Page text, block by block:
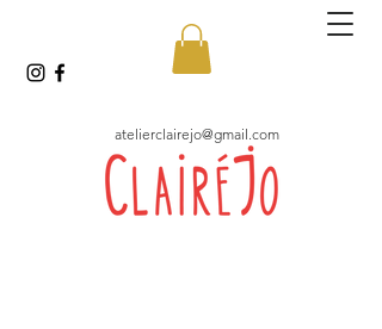
atelierclairejo@gmail.com